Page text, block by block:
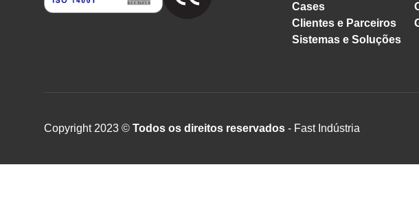
Cases
Clientes e Parceiros
Sistemas e Soluções
Copyright 2023 © Todos os direitos reservados - Fast Indústria